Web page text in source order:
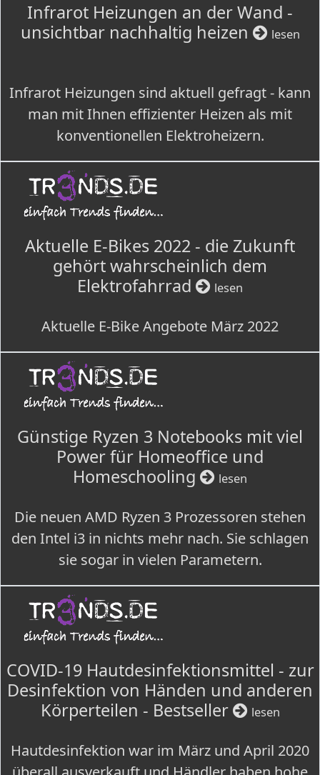
Infrarot Heizungen an der Wand -
unsichtbar nachhaltig heizen
lesen
Infrarot Heizungen sind aktuell gefragt - kann
man mit Ihnen effizienter Heizen als mit
konventionellen Elektroheizern.
Aktuelle E-Bikes 2022 - die Zukunft
gehört wahrscheinlich dem
Elektrofahrrad
lesen
Aktuelle E-Bike Angebote März 2022
Günstige Ryzen 3 Notebooks mit viel
Power für Homeoffice und
Homeschooling
lesen
Die neuen AMD Ryzen 3 Prozessoren stehen
den Intel i3 in nichts mehr nach. Sie schlagen
sie sogar in vielen Parametern.
COVID-19 Hautdesinfektionsmittel - zur
Desinfektion von Händen und anderen
Körperteilen - Bestseller
lesen
Hautdesinfektion war im März und April 2020